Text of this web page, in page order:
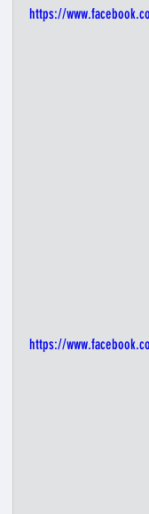
https://
https://